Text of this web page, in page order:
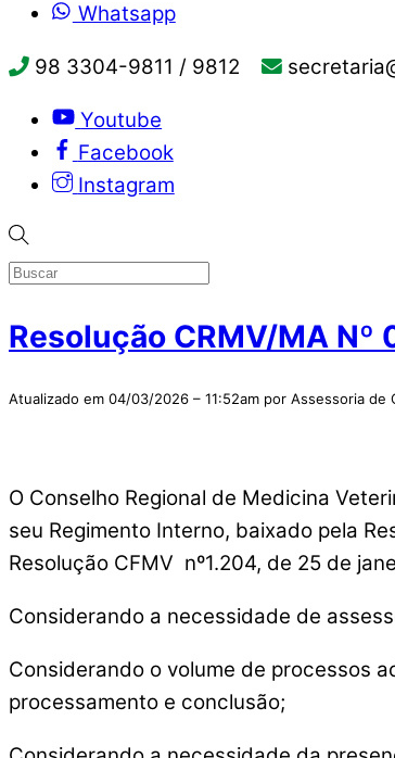
Whatsapp
98 3304-9811 / 9812
Youtube
Facebook
Instagram
Resolução CRMV/MA Nº
Atualizado em 04/03/2026 – 11:52am por Assessoria de
O Conselho Regional de Medicina
seu Regimento Interno, baixado pela
Resolução CFMV nº1.204, de 25 de
Considerando a necessidade de
Considerando o volume de processos
processamento e conclusão;